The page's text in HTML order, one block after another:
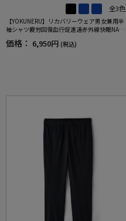
全3色
【YOKUNERU】リカバリーウェア男女兼用半
袖シャツ疲労回復血行促進遠赤外線快眠NANO
MIX(R)【一般医療機器】SS～LLサイズ
価格： 6,950円 (税込)